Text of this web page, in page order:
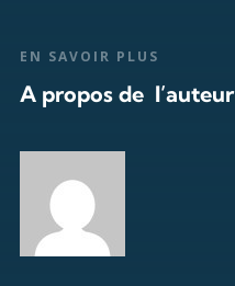
EN SAVOIR PLUS
A propos de l’auteur